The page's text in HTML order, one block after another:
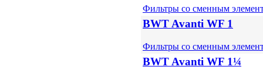
Фильтры со сменным
BWT Avanti WF 1
Фильтры со сменным
BWT Avanti WF 1¼